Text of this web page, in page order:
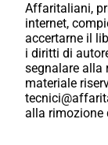
Affaritaliani,
internet,
accertarne il
i diritti di
segnalare alla
materiale
alla rimozione